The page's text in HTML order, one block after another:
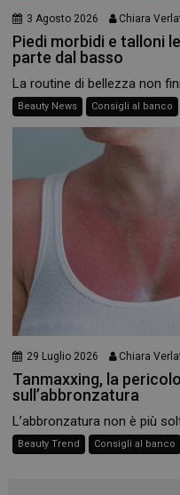
3 Agosto 2026 Chiara
Piedi morbidi e talloni
parte dal basso
La routine di bellezza non
Beauty News Consigli al banco
29 Luglio 2026 Chiara
Tanmaxxing, la
sull’abbronzatura
L’abbronzatura non è più
Beauty Trend Consigli al banco
PHPSESSID
_ga